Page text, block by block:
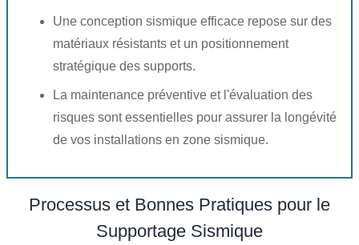
Une conception sismique efficace repose sur des
matériaux résistants et un positionnement
stratégique des supports.
La maintenance préventive et l'évaluation des
risques sont essentielles pour assurer la longévité
de vos installations en zone sismique.
Processus et Bonnes Pratiques pour le
Supportage Sismique